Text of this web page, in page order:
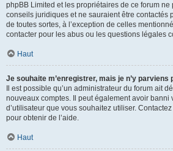
phpBB Limited et les propriétaires de ce forum ne
conseils juridiques et ne sauraient être contactés
de toutes sortes, à l’exception de celles
contacter pour les abus ou les questions légales
Haut
Je souhaite m’enregistrer, mais je n’y parviens
Il est possible qu’un administrateur du forum ait
nouveaux comptes. Il peut également avoir banni
d’utilisateur que vous souhaitez utiliser.
pour obtenir de l’aide.
Haut